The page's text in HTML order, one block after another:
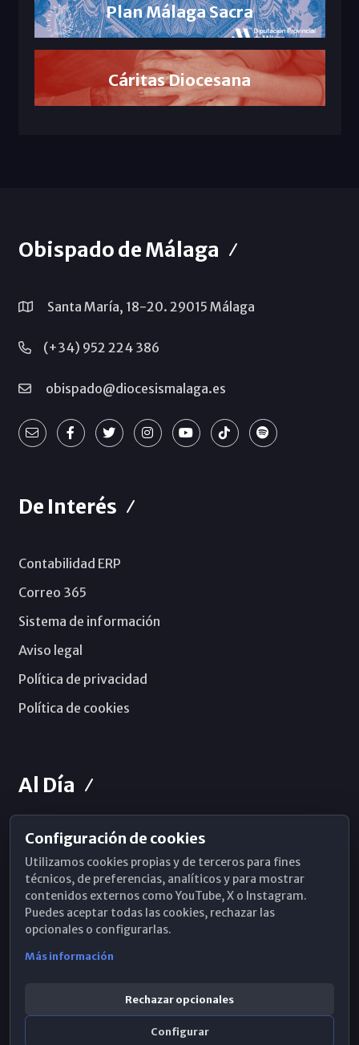
Plan Málaga Sacra
Cáritas Diocesana
Obispado de Málaga
Santa María, 18-20. 29015 Málaga
(+34) 952 224 386
obispado@diocesismalaga.es
De Interés
Contabilidad ERP
Correo 365
Sistema de información
Aviso legal
Política de privacidad
Política de cookies
Al Día
Horarios de Misa
Hemeroteca
WhatsApp
Configuración de cookies
Utilizamos cookies propias y de terceros para fines
técnicos, de preferencias, analíticos y para mostrar
contenidos externos como YouTube, X o Instagram.
Puedes aceptar todas las cookies, rechazar las
opcionales o configurarlas.
Más información
Rechazar opcionales
Configurar